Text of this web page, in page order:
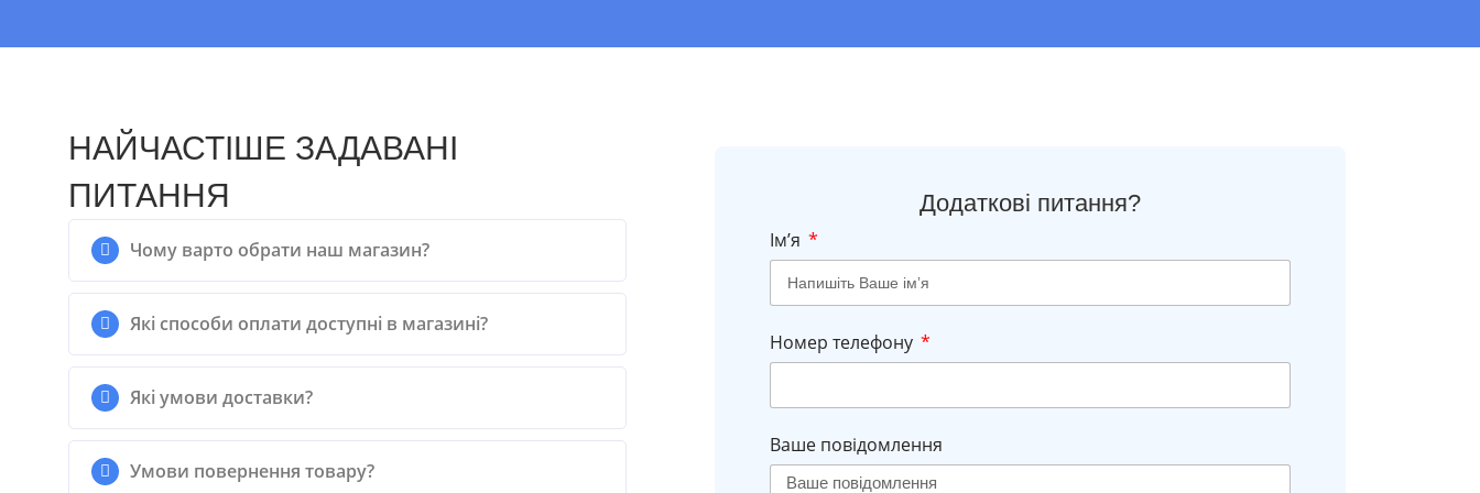
НАЙЧАСТІШЕ ЗАДАВАНІ
ПИТАННЯ
Чому варто обрати наш магазин?
Які способи оплати доступні в магазині?
Які умови доставки?
Умови повернення товару?
Додаткові питання?
Імʼя
Номер телефону
Ваше повідомлення